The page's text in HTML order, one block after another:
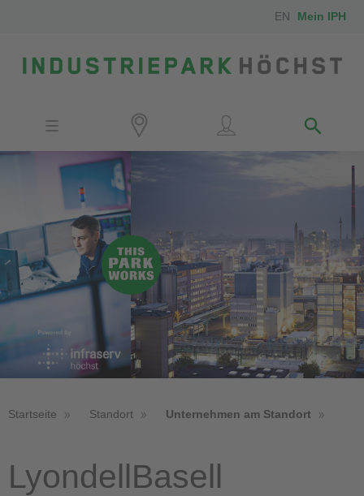
EN Mein IPH
IPH-Mitarbeiter
Kontakt
Anfahrt
Startseite Standort Unternehmen am Standort
LyondellBasell